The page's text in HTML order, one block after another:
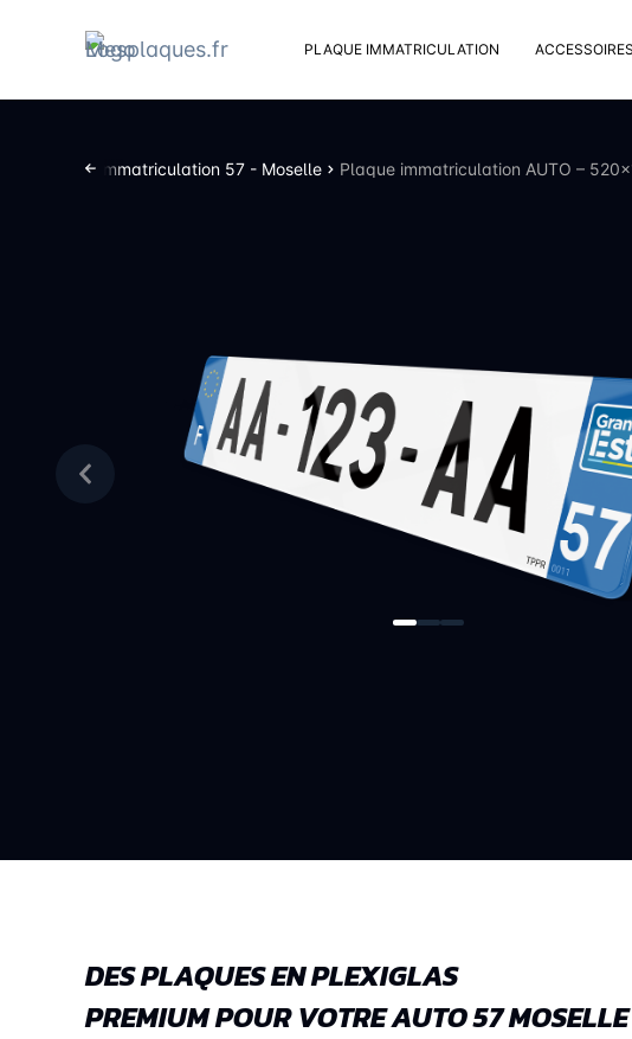
PLAQUE IMMATRICULATION ACCESSOIRES
Rivets
Plaques d’immatriculation 57 - Moselle Plaque immatriculation AUTO –
DES PLAQUES EN PLEXIGLAS
PREMIUM POUR VOTRE AUTO 57